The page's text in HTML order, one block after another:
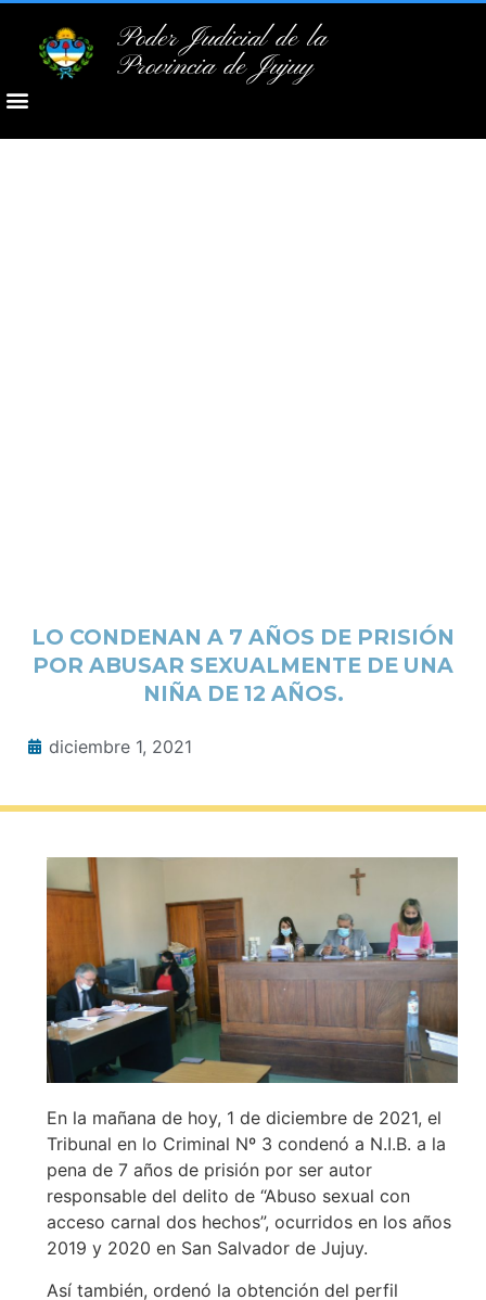
Poder Judicial de la
Provincia de Jujuy
LO CONDENAN A 7 AÑOS DE PRISIÓN
POR ABUSAR SEXUALMENTE DE UNA
NIÑA DE 12 AÑOS.
diciembre 1, 2021
En la mañana de hoy, 1 de diciembre de 2021, el
Tribunal en lo Criminal Nº 3 condenó a N.I.B. a la
pena de 7 años de prisión por ser autor
responsable del delito de “Abuso sexual con
acceso carnal dos hechos”, ocurridos en los años
2019 y 2020 en San Salvador de Jujuy.
Así también, ordenó la obtención del perfil